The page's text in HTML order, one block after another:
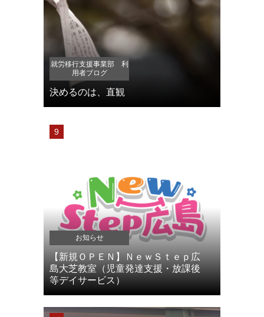
就労移行支援事業部 利
用者ブログ
決めるのは、直観
お知らせ
【新規ＯＰＥＮ】ＮｅｗＳｔｅｐ広
島大芝教室（児童発達支援・放課後
等デイサービス）